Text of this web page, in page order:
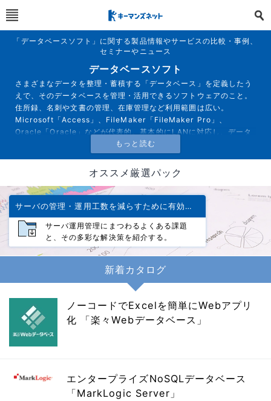
「データベースソフト」に関する製品情報やサービスの比較・事例、
セミナーやニュース
データベースソフト
さまざまなデータを整理・蓄積する「データベース」を定義したう
えで、そのデータベースを管理・活用できるソフトウェアのこと。
住所録、名刺や文書の管理、在庫管理など利用範囲は広い。
Microsoft「Access」、FileMaker「FileMaker Pro」、
Oracle「Oracle」などが代表的。基本的にLANに対応し、データ
ベースをLAN上のサーバーに保存することで、部内・社内のユーザ
ーが同時にアクセスして利用可能。
オススメ厳選パック
サーバの管理・運用工数を減らすために有効な対策とは
サーバ運用管理にまつわるよくある課題
と、その多彩な解決策を紹介する。
新着カタログ
ノーコードでExcelを簡単にWebアプリ
化 「楽々Webデータベース」
エンタープライズNoSQLデータベース
「MarkLogic Server」